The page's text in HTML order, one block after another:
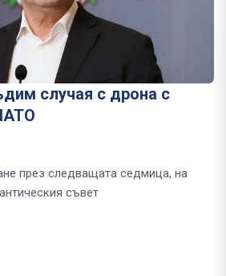
случая с дрона с
през следващата седмица, на
съвет